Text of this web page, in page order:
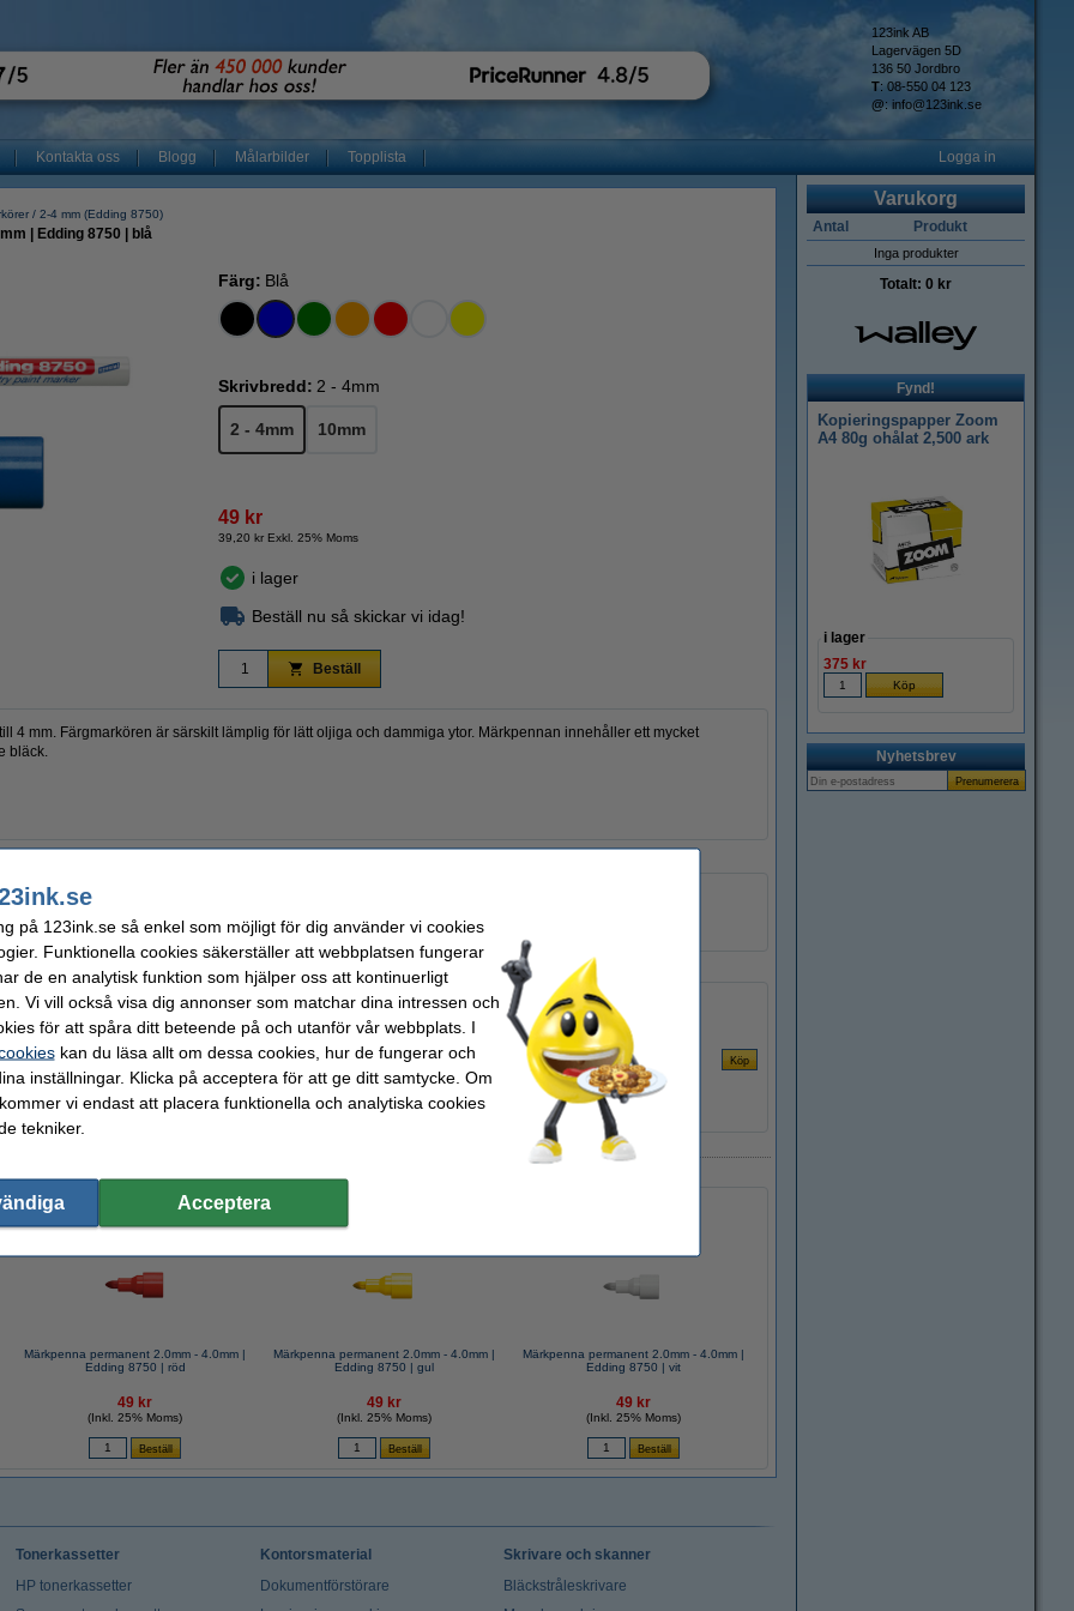
123ink AB
Lagervägen 5D
136 50 Jordbro
T: 08-550 04 123
@: info@123ink.se
Kontakta oss Blogg Målarbilder Topplista Logga in
2-4 mm (Edding 8750)
| Edding 8750 | blå
Färg: Blå
Skrivbredd: 2 - 4mm
2 - 4mm 10mm
49 kr
39,20 kr Exkl. 25% Moms
i lager
Beställ nu så skickar vi idag!
Beställ
4 mm. Färgmarkören är särskilt lämplig för lätt oljiga och dammiga ytor. Märkpennan innehåller ett mycket
bläck.
Nummer:
ofta även dessa produkter!
Märkpenna permanent 2.0mm - 4.0mm |
Edding 8750 | röd
49 kr
(Inkl. 25% Moms)
Märkpenna permanent 2.0mm - 4.0mm |
Edding 8750 | gul
49 kr
(Inkl. 25% Moms)
Märkpenna permanent 2.0mm - 4.0mm |
Edding 8750 | vit
49 kr
(Inkl. 25% Moms)
Varukorg
Antal Produkt
Inga produkter
Totalt: 0 kr
Fynd!
Kopieringspapper Zoom
A4 80g ohålat 2,500 ark
i lager
375 kr
Nyhetsbrev
Tonerkassetter
HP tonerkassetter
Kontorsmaterial
Dokumentförstörare
Skrivare och skanner
Bläckstråleskrivare
på 123ink.se så enkel som möjligt för dig använder vi cookies
Funktionella cookies säkerställer att webbplatsen fungerar
de en analytisk funktion som hjälper oss att kontinuerligt
Vi vill också visa dig annonser som matchar dina intressen och
för att spåra ditt beteende på och utanför vår webbplats. I
kan du läsa allt om dessa cookies, hur de fungerar och
inställningar. Klicka på acceptera för att ge ditt samtycke. Om
vi endast att placera funktionella och analytiska cookies
tekniker.
Acceptera